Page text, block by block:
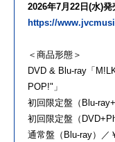
2026年7月22日(水)発
https://
＜商品形態＞
DVD & Blu-ray「
POP!"」
初回限定盤（Blu-
初回限定盤（
通常盤（Blu-ray）／